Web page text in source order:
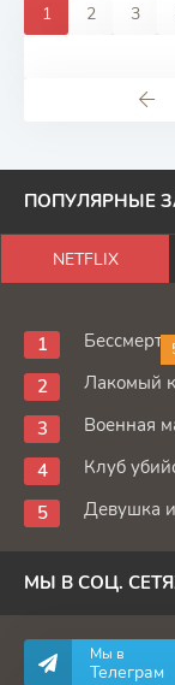
1
2 3
ПОПУЛЯРНЫЕ
NETFLIX
Лакомый
Военная
Клуб
Девушка
МЫ В СОЦ.
Мы в
Телеграм